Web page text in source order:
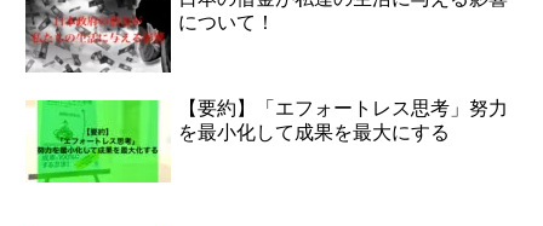
について！
【要約】「エフォートレス思考」努力
を最小化して成果を最大にする